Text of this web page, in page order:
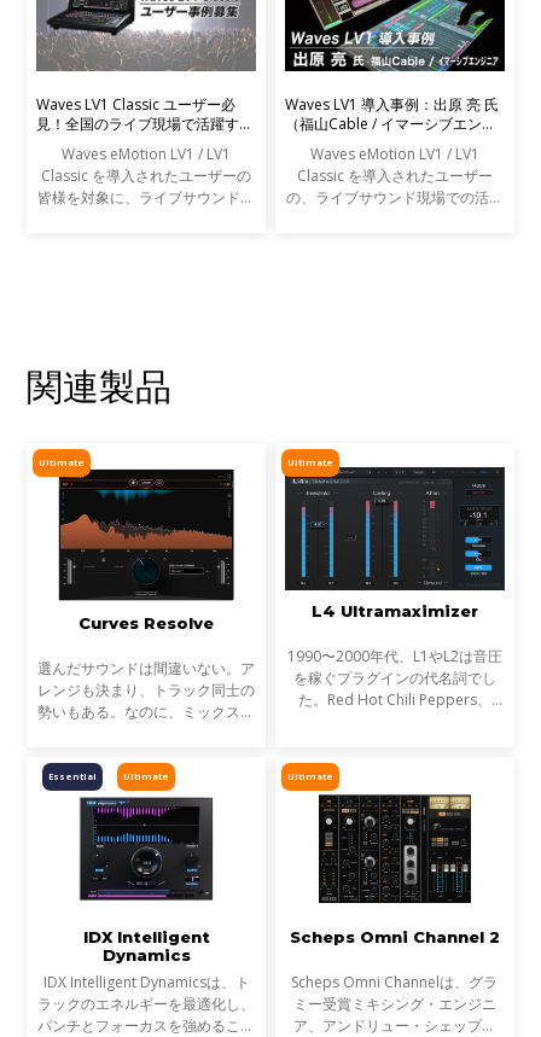
Waves LV1 Classic ユーザー必
見！全国のライブ現場で活躍する
Waves eMotion LV1 / LV1
Classic を導入されたユーザーの
皆様を対象に、ライブサウンドの
Waves LV1 導入事例：出原 亮 氏
（福山Cable / イマーシブエンジ
Waves eMotion LV1 / LV1
Classic を導入されたユーザー
の、ライブサウンド現場での活用
関連製品
Ultimate
Curves Resolve
選んだサウンドは間違いない。ア
レンジも決まり、トラック同士の
勢いもある。なのに、ミックスが
らです。これが音のマスキングと
言われる現象です。
Ultimate
L4 Ultramaximizer
1990〜2000年代、L1やL2は音圧
を稼ぐプラグインの代名詞でし
た。Red Hot Chili Peppers、
ウンドは世界を席巻しました。し
かし今、音楽は単なる音圧では
Ultimate
Essential
IDX Intelligent
Dynamics
IDX Intelligent Dynamicsは、ト
ラックのエネルギーを最適化し、
パンチとフォーカスを強めること
Ultimate
Scheps Omni Channel 2
Scheps Omni Channelは、グラ
ミー受賞ミキシング・エンジニ
ア、アンドリュー・シェップス